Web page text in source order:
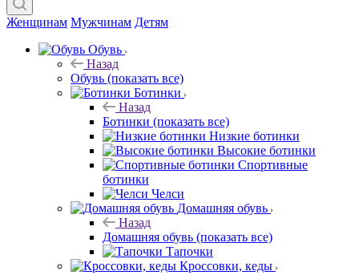
Женщинам Мужчинам Детям
Обувь
Назад
Обувь (показать все)
Ботинки
Назад
Ботинки (показать все)
Низкие ботинки
Высокие ботинки
Спортивные
ботинки
Челси
Домашняя обувь
Назад
Домашняя обувь (показать все)
Тапочки
Кроссовки, кеды